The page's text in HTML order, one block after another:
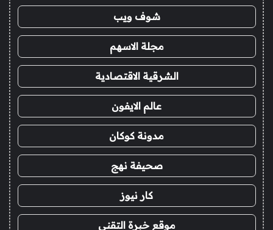
شوف ويب
مجلة الاسهم
الشرقية الاقتصادية
عالم الايفون
مدونة كوكان
صحيفة نهج
كار نيوز
موقع خبرة التقني